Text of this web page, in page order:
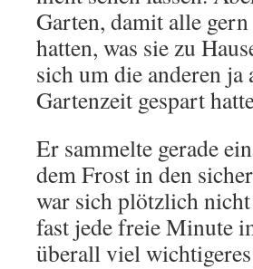
Garten, damit alle
hatten, was sie zu
sich um die anderen
Gartenzeit gespart
Er sammelte gerade
dem Frost in den
war sich plötzlich
fast jede freie Minute
überall viel